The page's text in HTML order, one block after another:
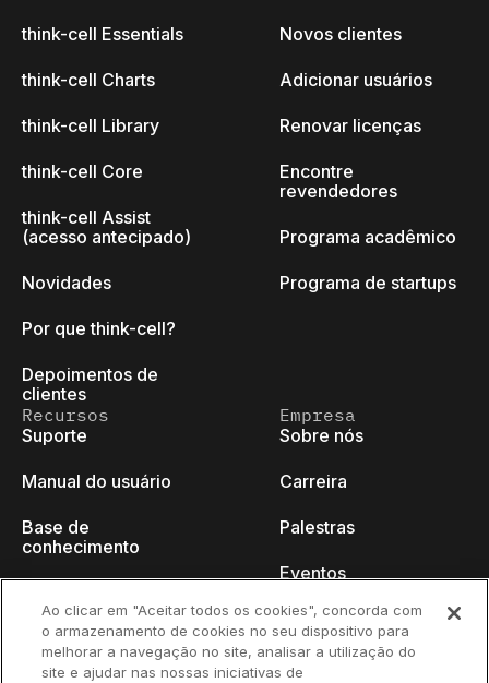
think-cell Essentials
think-cell Charts
think-cell Library
think-cell Core
think-cell Assist
(acesso antecipado)
Novidades
Por que think-cell?
Depoimentos de
clientes
Novos clientes
Adicionar usuários
Renovar licenças
Encontre
revendedores
Programa acadêmico
Programa de startups
Recursos
Suporte
Manual do usuário
Base de
conhecimento
Tutoriais em vídeo
Empresa
Sobre nós
Carreira
Palestras
Eventos
Blog do programador
Fale conosco
Ao clicar em "Aceitar todos os cookies", concorda com
o armazenamento de cookies no seu dispositivo para
melhorar a navegação no site, analisar a utilização do
site e ajudar nas nossas iniciativas de